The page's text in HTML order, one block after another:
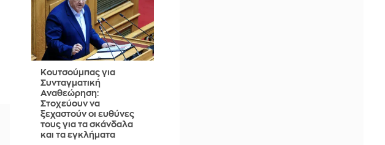
Κουτσούμπας για
Συνταγματική
Αναθεώρηση:
Στοχεύουν να
ξεχαστούν οι ευθύνες
τους για τα σκάνδαλα
και τα εγκλήματα